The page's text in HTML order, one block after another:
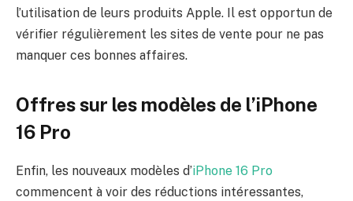
l’utilisation de leurs produits Apple. Il est opportun de
vérifier régulièrement les sites de vente pour ne pas
manquer ces bonnes affaires.
Offres sur les modèles de l’iPhone
16 Pro
Enfin, les nouveaux modèles d’iPhone 16 Pro
commencent à voir des réductions intéressantes,